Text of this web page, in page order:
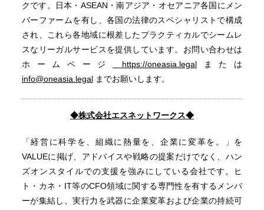
クです。日本・ASEAN・南アジア・オセアニア各国にメン
バーファームを有し、各国の法律のスペシャリストで構成
され、これら各地域に根差したプラクティカルでシームレ
スなリーガルサービスを提供しています。お問い合わせは
ホームページ
https://oneasia.legalまたは
info@oneasia.legalまでお願いします。
◆株式会社エスネットワークス◆
「経営に科学を、組織に熱量を、企業に変革を。」を
VALUEに掲げ、アドバイスや戦略の提案だけでなく、ハン
ズオンスタイルでの支援を強みにしている会社です。ヒ
ト・カネ・IT等のCFO領域に関する専門性を有するメンバ
ーが集結し、実行力を武器に企業変革および企業の持続可